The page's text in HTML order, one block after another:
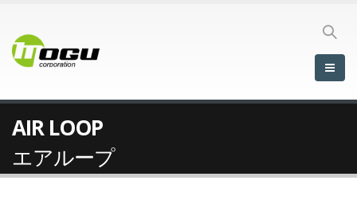
AIR LOOP
エアループ